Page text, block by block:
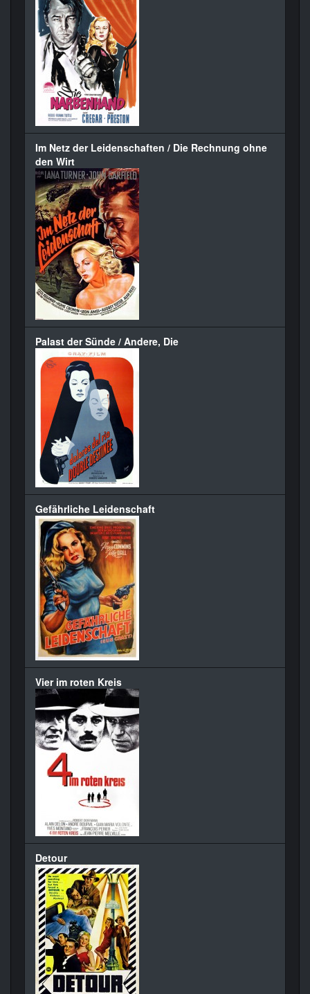
Im Netz der Leidenschaften / Die Rechnung ohne
den Wirt
Palast der Sünde / Andere, Die
Gefährliche Leidenschaft
Vier im roten Kreis
Detour